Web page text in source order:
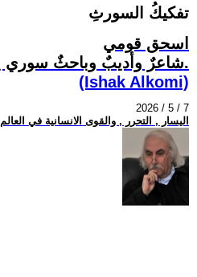
تفكيكُ السورثِ
اسحق قومي
شاعرٌ وأديبٌ وباحثٌ سوري يعيش في ألمانيا.
(Ishak Alkomi)
2026 / 5 / 7
اليسار , التحرر , والقوى الانسانية في العالم